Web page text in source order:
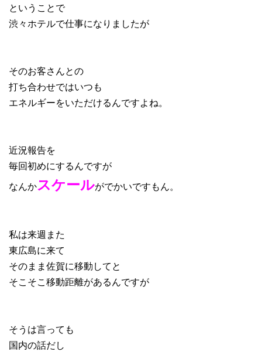
ということで
渋々ホテルで仕事になりましたが
そのお客さんとの
打ち合わせではいつも
エネルギーをいただけるんですよね。
近況報告を
毎回初めにするんですが
なんかスケールがでかいですもん。
私は来週また
東広島に来て
そのまま佐賀に移動してと
そこそこ移動距離があるんですが
そうは言っても
国内の話だし